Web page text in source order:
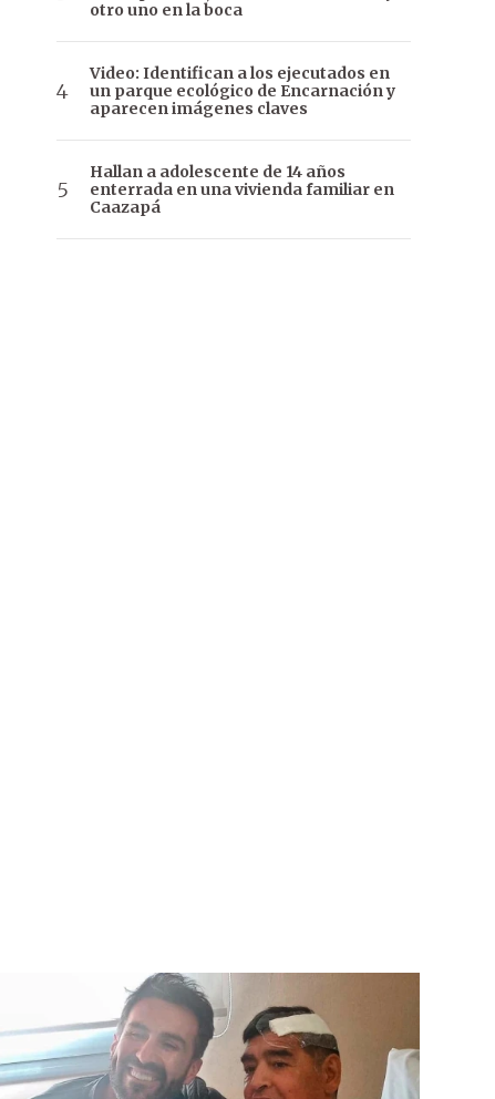
otro uno en la boca
Video: Identifican a los ejecutados en
un parque ecológico de Encarnación y
aparecen imágenes claves
Hallan a adolescente de 14 años
enterrada en una vivienda familiar en
Caazapá